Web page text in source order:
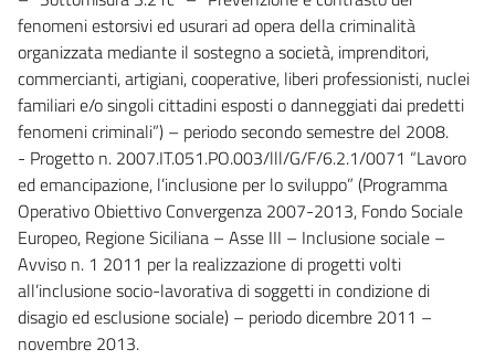
fenomeni estorsivi ed usurari ad opera della criminalità
organizzata mediante il sostegno a società, imprenditori,
commercianti, artigiani, cooperative, liberi professionisti, nuclei
familiari e/o singoli cittadini esposti o danneggiati dai predetti
fenomeni criminali”) – periodo secondo semestre del 2008.
- Progetto n. 2007.IT.051.PO.003/lll/G/F/6.2.1/0071 “Lavoro
ed emancipazione, l’inclusione per lo sviluppo” (Programma
Operativo Obiettivo Convergenza 2007-2013, Fondo Sociale
Europeo, Regione Siciliana – Asse III – Inclusione sociale –
Avviso n. 1 2011 per la realizzazione di progetti volti
all’inclusione socio-lavorativa di soggetti in condizione di
disagio ed esclusione sociale) – periodo dicembre 2011 –
novembre 2013.